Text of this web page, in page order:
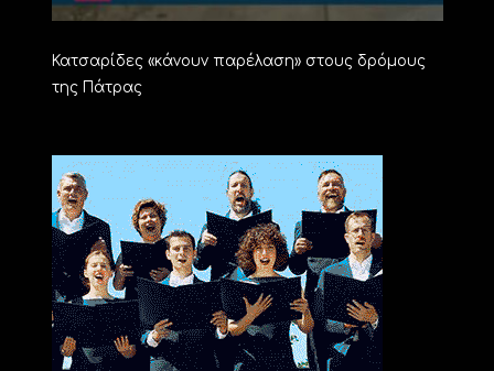
Κατσαρίδες «κάνουν παρέλαση» στους δρόμους
της Πάτρας